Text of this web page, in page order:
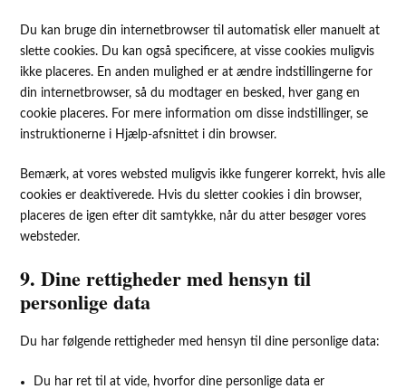
Du kan bruge din internetbrowser til automatisk eller manuelt at
slette cookies. Du kan også specificere, at visse cookies muligvis
ikke placeres. En anden mulighed er at ændre indstillingerne for
din internetbrowser, så du modtager en besked, hver gang en
cookie placeres. For mere information om disse indstillinger, se
instruktionerne i Hjælp-afsnittet i din browser.
Bemærk, at vores websted muligvis ikke fungerer korrekt, hvis alle
cookies er deaktiverede. Hvis du sletter cookies i din browser,
placeres de igen efter dit samtykke, når du atter besøger vores
websteder.
9. Dine rettigheder med hensyn til
personlige data
Du har følgende rettigheder med hensyn til dine personlige data:
Du har ret til at vide, hvorfor dine personlige data er